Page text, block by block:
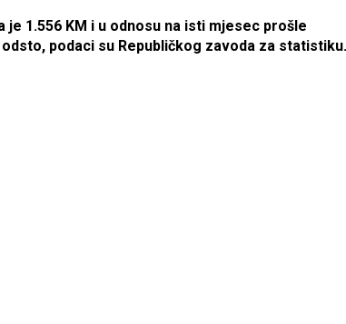
1.556 KM i u odnosu na isti mjesec prošle
podaci su Republičkog zavoda za statistiku.